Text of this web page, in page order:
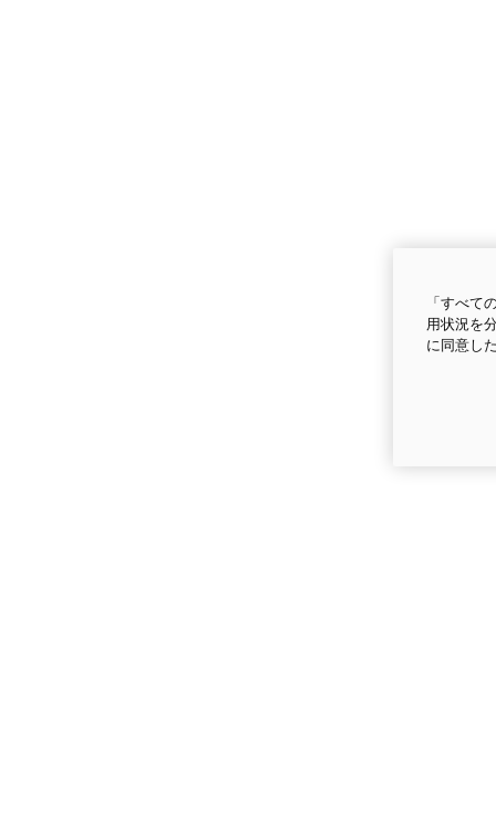
「すべて
用状況を
に同意し